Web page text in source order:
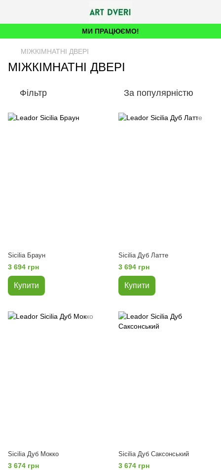
МИ ПРАЦЮЄМО!
МІЖКІМНАТНІ ДВЕРІ
МІЖКІМНАТНІ ДВЕРІ
Фільтр За популярністю
Sicilia Браун
3 694 грн
Купити
Sicilia Дуб Латте
3 694 грн
Купити
Sicilia Дуб Мокко
3 674 грн
Sicilia Дуб Саксонський
3 674 грн